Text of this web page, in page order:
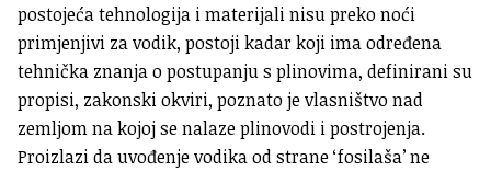
postojeća tehnologija i materijali nisu preko noći
primjenjivi za vodik, postoji kadar koji ima određena
tehnička znanja o postupanju s plinovima, definirani su
propisi, zakonski okviri, poznato je vlasništvo nad
zemljom na kojoj se nalaze plinovodi i postrojenja.
Proizlazi da uvođenje vodika od strane ‘fosilaša’ ne